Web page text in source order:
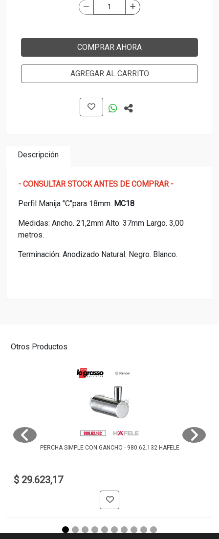
COMPRAR AHORA
AGREGAR AL CARRITO
Descripción
- CONSULTAR STOCK ANTES DE COMPRAR -
Perfil Manija "C"para 18mm. MC18
Medidas: Ancho. 21,2mm Alto. 37mm Largo. 3,00
metros.
Terminación: Anodizado Natural. Negro. Blanco.
Otros Productos
PERCHA SIMPLE CON GANCHO - 980.62.132 HAFELE
$ 29.623,17